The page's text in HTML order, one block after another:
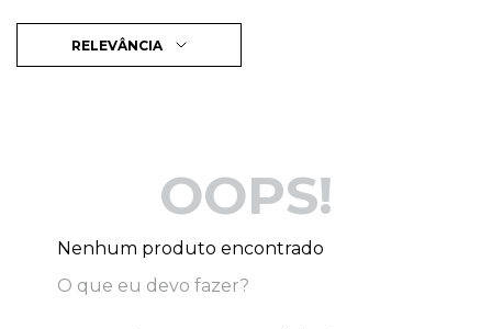
RELEVÂNCIA
OOPS!
Nenhum produto encontrado
O que eu devo fazer?